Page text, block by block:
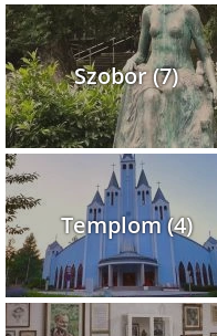
Szobor (7)
Templom (4)